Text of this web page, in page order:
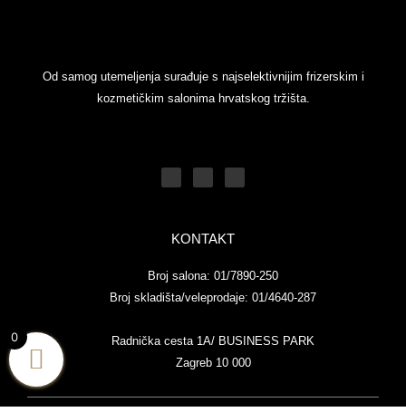
Od samog utemeljenja surađuje s najselektivnijim frizerskim i
kozmetičkim salonima hrvatskog tržišta.
c
b
f
u
u
s
a
KONTAKT
Broj salona: 01/7890-250
Broj skladišta/veleprodaje: 01/4640-287
Radnička cesta 1A/ BUSINESS PARK
Zagreb 10 000
0